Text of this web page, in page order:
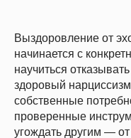
Выздоровление от
начинается с
научиться
здоровый
собственные
проверенные
угождать другим — от